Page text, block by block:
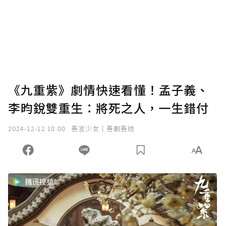
《九重紫》劇情快速看懂！孟子義、
李昀銳雙重生：將死之人，一生錯付
2024-12-12 18:00 吾言少女｜吾劇吾述